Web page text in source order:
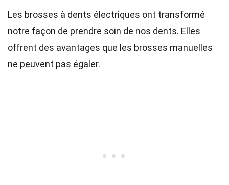
Les brosses à dents électriques ont transformé
notre façon de prendre soin de nos dents. Elles
offrent des avantages que les brosses manuelles
ne peuvent pas égaler.